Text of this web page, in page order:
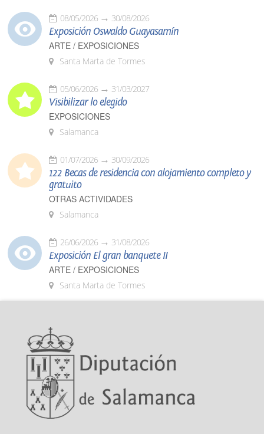
08/05/2026 30/08/2026
Exposición Oswaldo Guayasamín
ARTE / EXPOSICIONES
Santa Marta de Tormes
05/06/2026 31/03/2027
Visibilizar lo elegido
EXPOSICIONES
Salamanca
01/07/2026 30/09/2026
122 Becas de residencia con alojamiento completo y
gratuito
OTRAS ACTIVIDADES
Salamanca
26/06/2026 31/08/2026
Exposición El gran banquete II
ARTE / EXPOSICIONES
Santa Marta de Tormes